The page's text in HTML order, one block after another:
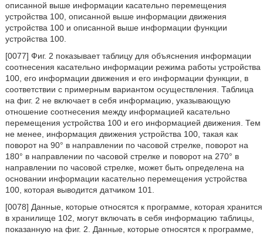
описанной выше информации касательно перемещения
устройства 100, описанной выше информации движения
устройства 100 и описанной выше информации функции
устройства 100.
[0077] Фиг. 2 показывает таблицу для объяснения информации
соотнесения касательно информации режима работы устройства
100, его информации движения и его информации функции, в
соответствии с примерным вариантом осуществления. Таблица
на фиг. 2 не включает в себя информацию, указывающую
отношение соотнесения между информацией касательно
перемещения устройства 100 и его информацией движения. Тем
не менее, информация движения устройства 100, такая как
поворот на 90° в направлении по часовой стрелке, поворот на
180° в направлении по часовой стрелке и поворот на 270° в
направлении по часовой стрелке, может быть определена на
основании информации касательно перемещения устройства
100, которая выводится датчиком 101.
[0078] Данные, которые относятся к программе, которая хранится
в хранилище 102, могут включать в себя информацию таблицы,
показанную на фиг. 2. Данные, которые относятся к программе,